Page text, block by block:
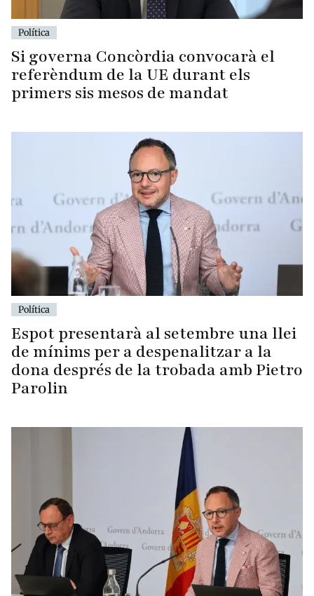
Política
Si governa Concòrdia convocarà el
referèndum de la UE durant els
primers sis mesos de mandat
Política
Espot presentarà al setembre una llei
de mínims per a despenalitzar a la
dona després de la trobada amb Pietro
Parolin